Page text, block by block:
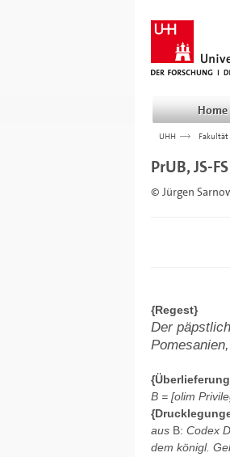
Home
UHH >>> Fakultät
PrUB, JS-
© Jürgen
{Regest}
Der
B = [olim
aus B: Codex
dem königl.